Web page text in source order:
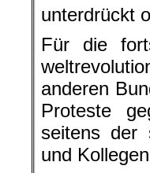
unterdrückt
Für die
anderen
Proteste
seitens der
und